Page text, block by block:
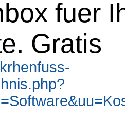
fuer
Gratis